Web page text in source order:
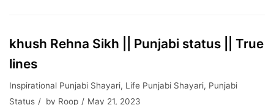
khush Rehna Sikh || Punjabi status || True
lines
Inspirational Punjabi Shayari, Life Punjabi Shayari, Punjabi
Status
by Roop May 21, 2023